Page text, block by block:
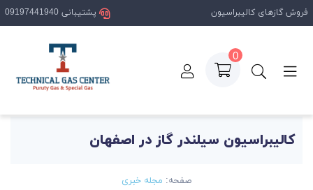
کالیبراسیون سیلندر گاز در اصفهان
صفحه: مجله خبری
فروش گازهای کالیبراسیون پشتیبانی 09197441940
0